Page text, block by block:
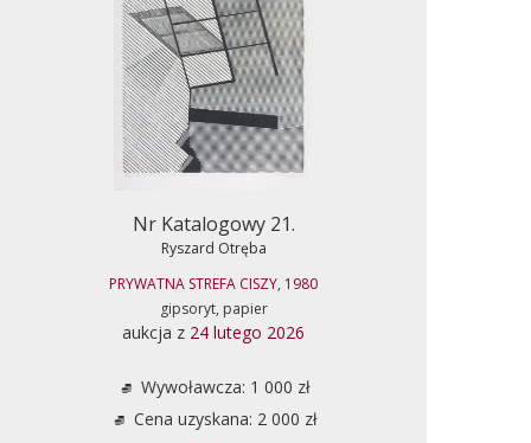
Nr Katalogowy 21.
Ryszard Otręba
PRYWATNA STREFA CISZY, 1980
gipsoryt, papier
aukcja z 24 lutego 2026
Wywoławcza: 1 000 zł
Cena uzyskana: 2 000 zł